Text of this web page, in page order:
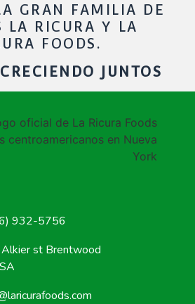
GRAN FAMILIA DE
LA RICURA Y LA
FOODS.
JUNTOS
932-5756
st Brentwood